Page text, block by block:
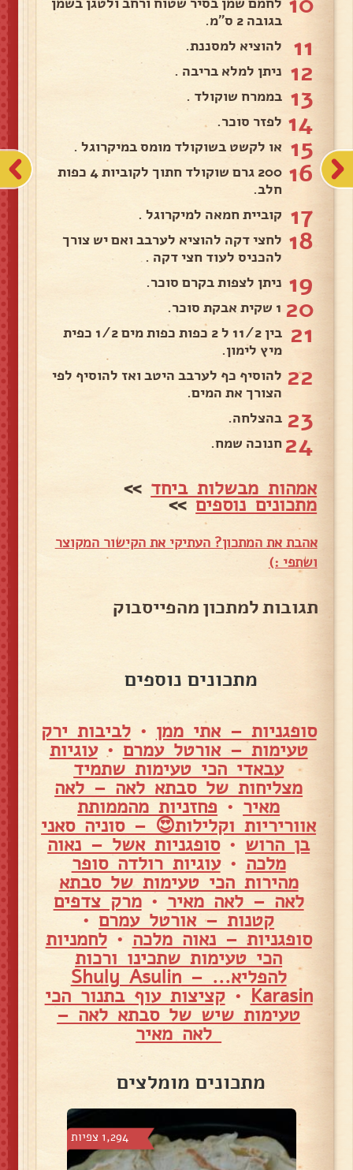
בגובה 2 ס"מ.
11 להוציא למסננת.
12 ניתן למלא בריבה .
13 בממרח שוקולד .
14 לפזר סוכר.
15 או לקשט בשוקולד מומס במיקרוגל .
16
200 גרם שוקולד חתוך לקוביות 4 כפות
חלב.
17 קוביית חמאה למיקרוגל .
18 לחצי דקה להוציא לערבב ואם יש צורך
להכניס לעוד חצי דקה .
19 ניתן לצפות בקרם סוכר.
20 1 שקית אבקת סוכר.
21
בין 11/2 ל 2 כפות כפות מים 1/2 כפית
מיץ לימון.
22 להוסיף כף לערבב היטב ואז להוסיף לפי
הצורך את המים.
23 בהצלחה.
24 חנוכה שמח.
אמהות מבשלות ביחד >>
מתכונים נוספים>>
אהבת את המתכון? העתיקי את הקישור המקוצר
ושתפי :)
תגובות למתכון מהפייסבוק
מתכונים נוספים
סופגניות – אתי ממן •לביבות ירק
טעימות – אורטל עמרם •עוגיות
עבאדי הכי טעימות שתמיד
מצליחות של סבתא לאה – לאה
מאיר • פחזניות מהממותת
אווריריות וקלילות😍 – סוניה סאני
בן הרוש •סופגניות אשל – נאוה
מלכה •עוגיות רולדה סופר
מהירות הכי טעימות של סבתא
לאה – לאה מאיר •מרק צדפים
קטנות – אורטל עמרם •
סופגניות – נאוה מלכה •לחמניות
הכי טעימות שתכינו ורכות
להפליא... – Shuly Asulin
Karasin
•קציצות עוף בתנור הכי
טעימות שיש של סבתא לאה –
לאה מאיר
מתכונים מומלצים
1,294 צפיות